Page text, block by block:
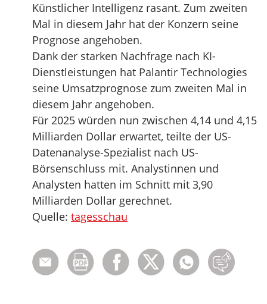
Künstlicher Intelligenz rasant. Zum zweiten
Mal in diesem Jahr hat der Konzern seine
Prognose angehoben.
Dank der starken Nachfrage nach KI-
Dienstleistungen hat Palantir Technologies
seine Umsatzprognose zum zweiten Mal in
diesem Jahr angehoben.
Für 2025 würden nun zwischen 4,14 und 4,15
Milliarden Dollar erwartet, teilte der US-
Datenanalyse-Spezialist nach US-
Börsenschluss mit. Analystinnen und
Analysten hatten im Schnitt mit 3,90
Milliarden Dollar gerechnet.
Quelle: tagesschau